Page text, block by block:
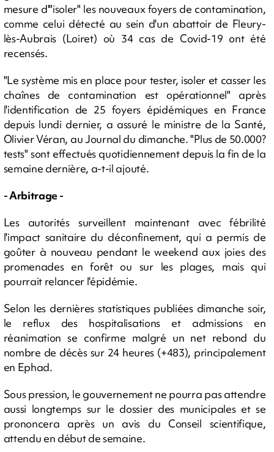
mesure d'"isoler" les nouveaux foyers de contamination,
comme celui détecté au sein d'un abattoir de Fleury-
lès-Aubrais (Loiret) où 34 cas de Covid-19 ont été
recensés.
"Le système mis en place pour tester, isoler et casser les
chaînes de contamination est opérationnel" après
l'identification de 25 foyers épidémiques en France
depuis lundi dernier, a assuré le ministre de la Santé,
Olivier Véran, au Journal du dimanche. "Plus de 50.000?
tests" sont effectués quotidiennement depuis la fin de la
semaine dernière, a-t-il ajouté.
- Arbitrage -
Les autorités surveillent maintenant avec fébrilité
l'impact sanitaire du déconfinement, qui a permis de
goûter à nouveau pendant le weekend aux joies des
promenades en forêt ou sur les plages, mais qui
pourrait relancer l'épidémie.
Selon les dernières statistiques publiées dimanche soir,
le reflux des hospitalisations et admissions en
réanimation se confirme malgré un net rebond du
nombre de décès sur 24 heures (+483), principalement
en Ephad.
Sous pression, le gouvernement ne pourra pas attendre
aussi longtemps sur le dossier des municipales et se
prononcera après un avis du Conseil scientifique,
attendu en début de semaine.